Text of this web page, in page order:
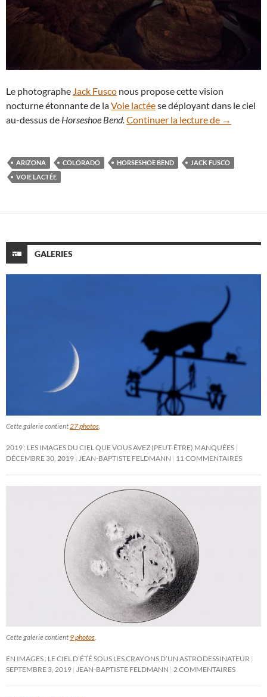
Le photographe Jack Fusco nous propose cette vision
nocturne étonnante de laVoie lactéese déployant dans le ciel
au-dessus de Horseshoe Bend. Continuer la lecture de →
ARIZONA COLORADO HORSESHOE BEND
JACK FUSCO
VOIE LACTÉE
GALERIES
Cette galerie contient 27 photos
2019 : LES IMAGES DU CIEL QUE VOUS AVEZ (PEUT-ÊTRE) MANQUÉES
DÉCEMBRE 30, 2019
JEAN-BAPTISTE FELDMANN 11 COMMENTAIRES
Cette galerie contient 9 photos.
EN IMAGES : LE CIEL D’ÉTÉ SOUS LES CRAYONS D’UN ASTRODESSINATEUR
SEPTEMBRE 3, 2019 JEAN-BAPTISTE FELDMANN 2 COMMENTAIRES